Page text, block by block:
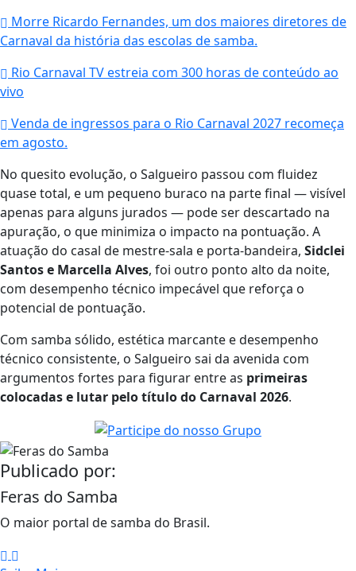
Morre Ricardo Fernandes, um dos maiores diretores de
Carnaval da história das escolas de samba.
Rio Carnaval TV estreia com 300 horas de conteúdo ao
vivo
Venda de ingressos para o Rio Carnaval 2027 recomeça
em agosto.
No quesito evolução, o Salgueiro passou com fluidez
quase total, e um pequeno buraco na parte final — visível
apenas para alguns jurados — pode ser descartado na
apuração, o que minimiza o impacto na pontuação. A
atuação do casal de mestre-sala e porta-bandeira, Sidclei
Santos e Marcella Alves, foi outro ponto alto da noite,
com desempenho técnico impecável que reforça o
potencial de pontuação.
Com samba sólido, estética marcante e desempenho
técnico consistente, o Salgueiro sai da avenida com
argumentos fortes para figurar entre as primeiras
colocadas e lutar pelo título do Carnaval 2026.
Publicado por:
Feras do Samba
O maior portal de samba do Brasil.